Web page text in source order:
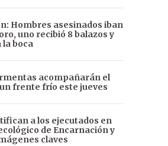
Hombres asesinados iban
uno recibió 8 balazos y
la boca
acompañarán el
frente frío este jueves
a los ejecutados en
de Encarnación y
claves